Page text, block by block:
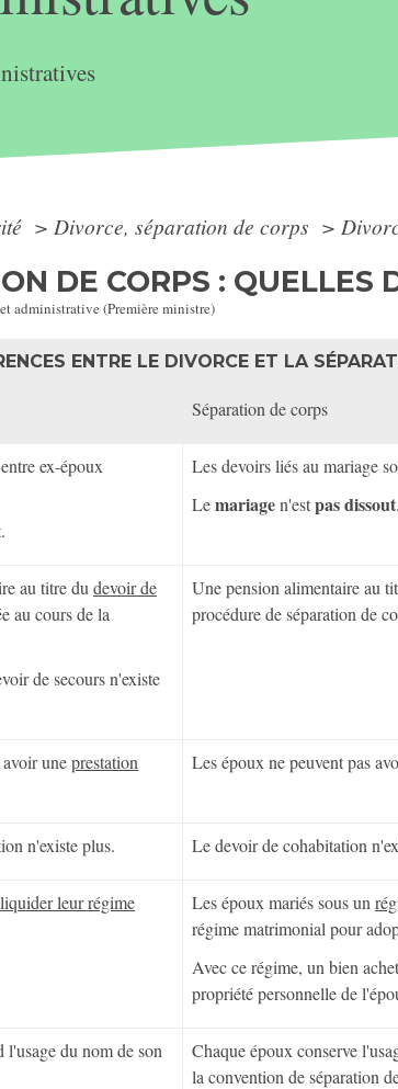
> Divorce, séparation de corps >
DE CORPS : QUELLES
administrative (Première ministre)
ENTRE LE DIVORCE ET LA
Séparation de corps
ex-époux
Les devoirs liés au mariage
Lemariagen'estpas dissout.
au titre dudevoir de
au cours de la
de secours n'existe
Une pension alimentaire au
procédure de séparation de
avoir uneprestation
Les époux ne peuvent pas
n'existe plus. Le devoir de cohabitation
liquider leur régime
Les époux mariés sous un
régime matrimonial pour
Avec ce régime, un bien
propriété personnelle de
l'usage du nom de son
Chaque époux conserve
la convention de séparation